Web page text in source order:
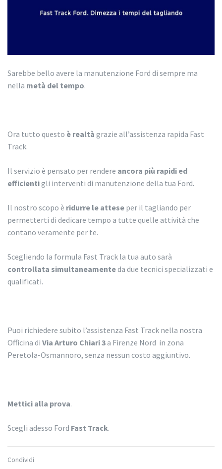
Sarebbe bello avere la manutenzione Ford di sempre ma
nella metà del tempo.
Ora tutto questo è realtà grazie all’assistenza rapida Fast
Track.
Il servizio è pensato per rendere ancora più rapidi ed
efficientigli interventi di manutenzione della tua Ford.
Il nostro scopo è ridurre le attese per il tagliando per
permetterti di dedicare tempo a tutte quelle attività che
contano veramente per te.
Scegliendo la formula Fast Track la tua auto sarà
controllata simultaneamenteda due tecnici specializzati e
qualificati.
Puoi richiedere subito l’assistenza Fast Track nella nostra
Officina di Via Arturo Chiari 3a Firenze Nord in zona
Peretola-Osmannoro, senza nessun costo aggiuntivo.
Mettici alla prova.
Scegli adesso Ford Fast Track.
Condividi